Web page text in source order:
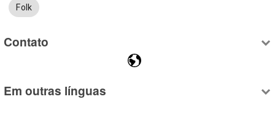
Folk
Contato
Em outras línguas